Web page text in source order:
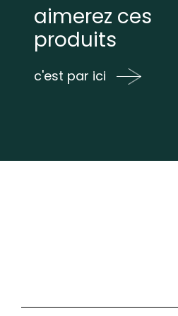
aimerez ces
produits
c'est par ici